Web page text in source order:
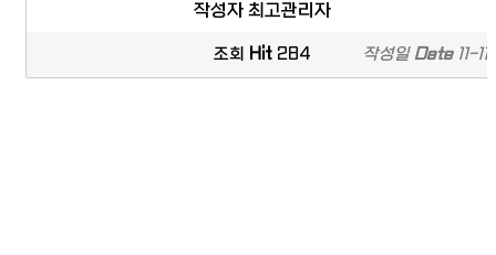
작성자최고관리자
조회 Hit 284 작성일Date11-11